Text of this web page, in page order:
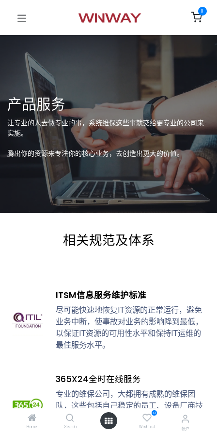
Home Search
0
Wishlist 帐户
0
产品服务
让专业的人去做专业的事，系统维保这些事就交给更专业的公司来
实施。
腾出你的资源来专注你的核心业务，去创造出更大的价值。
相关规范及体系
ITSM信息服务维护标准
尽可能快速地恢复IT资源的正常运行，避免
业务中断，使事故对业务的影响降到最低，
以保证IT资源的可用性水平和保持IT运维的
最佳服务水平。
365X24全时在线服务
专业的维保公司，大都拥有成熟的维保团
队，这些包括自己稳定的员工、设备厂商技
术团队、合作伙伴、友商及专业达人，可以
快速提就近的专业服务。